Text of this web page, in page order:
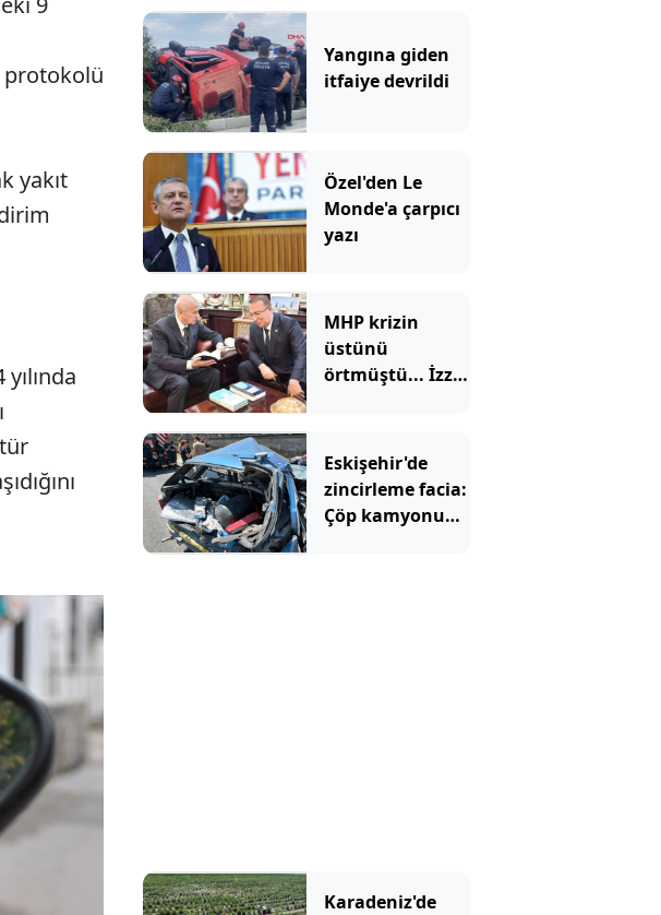
protokolü
yakıt
Yangına giden
itfaiye devrildi
Özel'den Le
Monde'a çarpıcı
yazı
MHP krizin
üstünü
örtmüştü... İzzet
'mesaj' geldi
Eskişehir'de
zincirleme facia:
Çöp kamyonu
Karadeniz'de